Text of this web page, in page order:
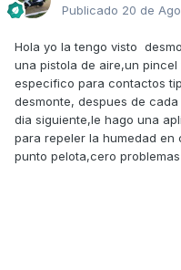
Publicado 20 de
Hola yo la tengo visto
una pistola de aire,un
especifico para contactos
desmonte, despues de
dia siguiente,le hago una
para repeler la humedad
punto pelota,cero